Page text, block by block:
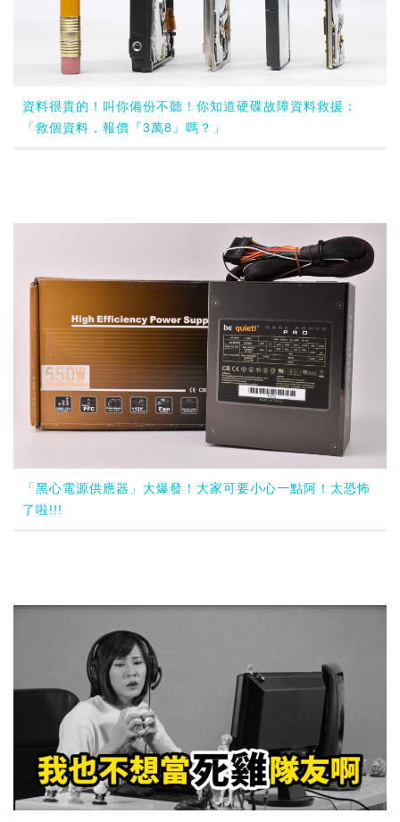
資料很貴的！叫你備份不聽！你知道硬碟故障資料救援：
「救個資料，報價『3萬8』嗎？」
「黑心電源供應器」大爆發！大家可要小心一點阿！太恐怖
了啦!!!